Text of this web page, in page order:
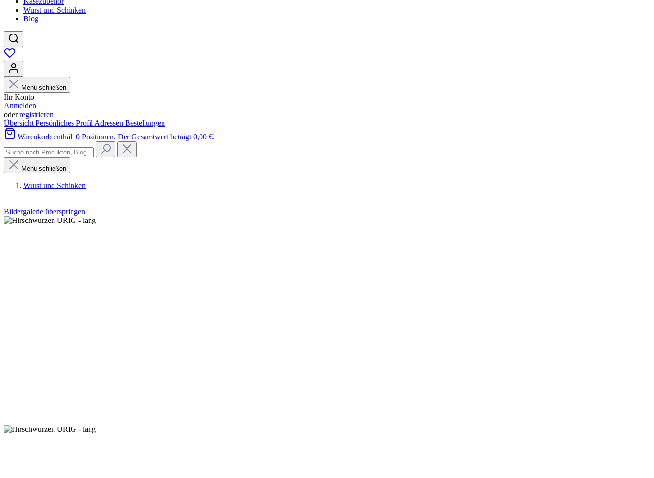
Wurst und Schinken
Blog
Menü schließen
Ihr Konto
Anmelden
oderregistrieren
Übersicht Persönliches Profil Adressen Bestellungen
Warenkorb enthält 0 Positionen. Der Gesamtwert beträgt 0,00 €.
Menü schließen
Wurst und Schinken
Bildergalerie überspringen